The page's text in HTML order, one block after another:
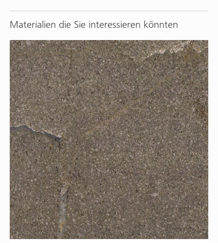
Materialien die Sie interessieren könnten